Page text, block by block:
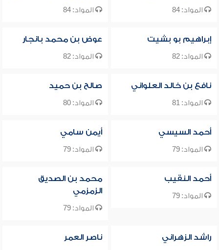
المواد: 84 المواد: 84
إبراهيم بو بشيت
المواد: 82
عوض بن محمد بانجار
المواد: 82
نافع بن خالد العلواني
المواد: 81
صالح بن حميد
المواد: 80
أحمد السيسي
المواد: 79
أيمن سامي
المواد: 79
أحمد النقيب
المواد: 79
محمد بن الصديق
الزمزمي
المواد: 79
راشد الزهراني ناصر العمر